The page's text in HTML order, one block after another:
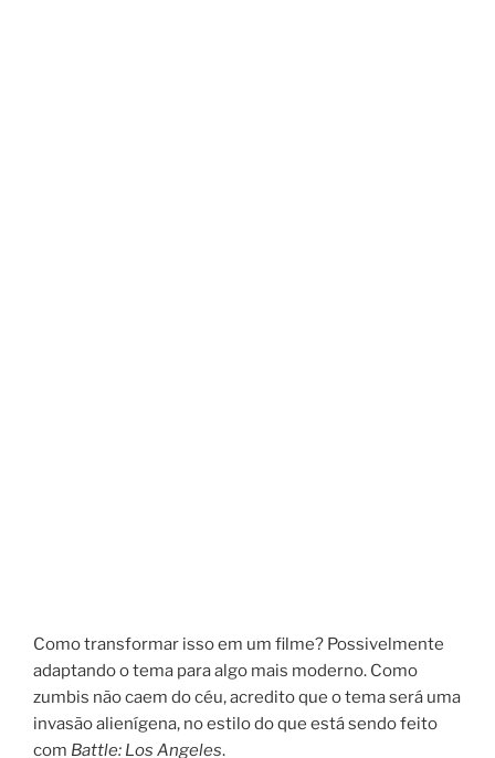
Como transformar isso em um filme? Possivelmente
adaptando o tema para algo mais moderno. Como
zumbis não caem do céu, acredito que o tema será uma
invasão alienígena, no estilo do que está sendo feito
com Battle: Los Angeles.